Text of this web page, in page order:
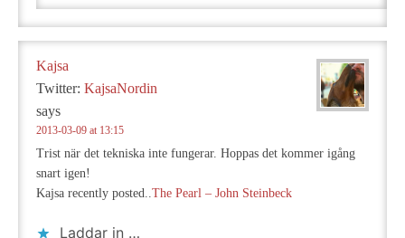
Kajsa
Twitter: KajsaNordin
says
2013-03-09 at 13:15
Trist när det tekniska inte fungerar. Hoppas det kommer igång
snart igen!
Kajsa recently posted..The Pearl – John Steinbeck
Laddar in …